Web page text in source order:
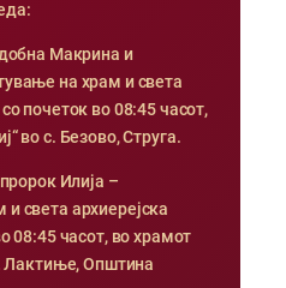
Макрина и
на храм и света
почеток во 08:45 часот,
во с. Безово, Струга.
Илија –
света архиерејска
08:45 часот, во храмот
Лактиње, Општина